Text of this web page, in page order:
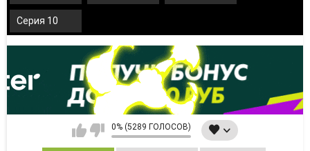
Серия 10
0% (5289 ГОЛОСОВ)